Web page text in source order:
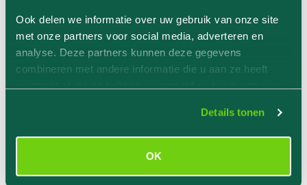
Ook delen we informatie over uw gebruik van onze site
met onze partners voor social media, adverteren en
analyse. Deze partners kunnen deze gegevens
combineren met andere informatie die u aan ze heeft
Details tonen
OK
Zalf 11 Silicea
€ 12,75
Zalf 12 Calcium
Sulfuricum
€ 12,75
Nog 1 beschikbaar